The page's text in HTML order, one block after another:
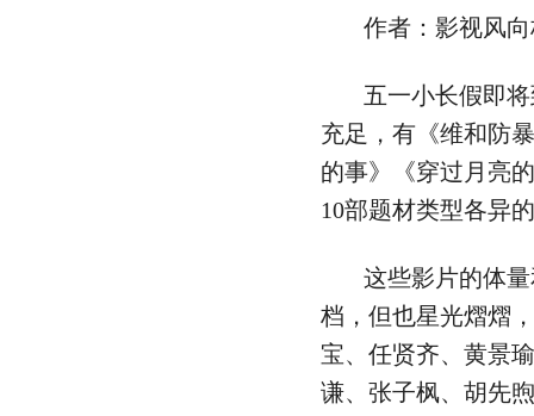
作者：影视风
五一小长假即
充足，有《维和防
的事》《穿过月亮
10部题材类型各异
这些影片的体
档，但也星光熠熠
宝、任贤齐、黄景
谦、张子枫、胡先